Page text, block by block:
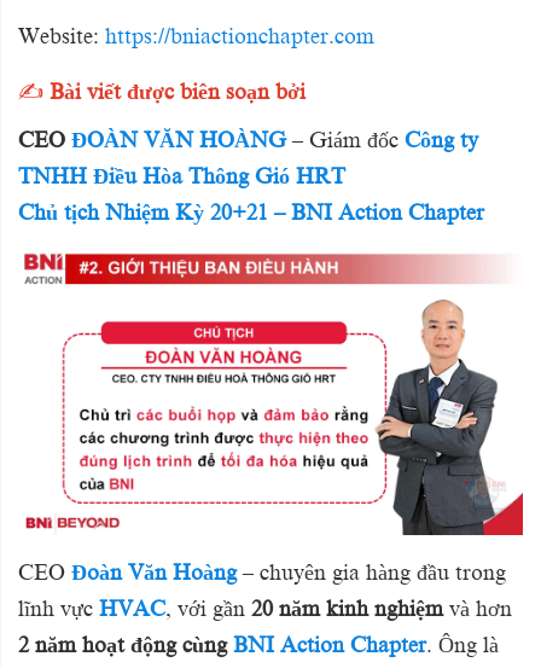
Website: https://bniactionchapter.com
✍️ Bài viết được biên soạn bởi
CEO ĐOÀN VĂN HOÀNG– Giám đốc Công ty
TNHH Điều Hòa Thông Gió HRT
Chủ tịch Nhiệm Kỳ 20+21 – BNI Action Chapter
CEO Đoàn Văn Hoàng– chuyên gia hàng đầu trong
lĩnh vực HVAC, với gần 20 năm kinh nghiệmvà hơn
2 năm hoạt động cùng BNI Action Chapter. Ông là